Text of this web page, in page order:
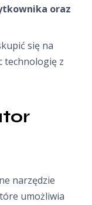
oraz
się na
technologię z
narzędzie
umożliwia